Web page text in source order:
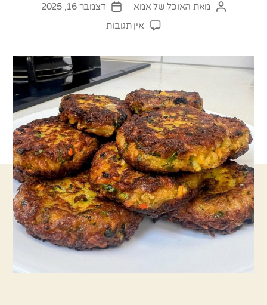
המחבר
מאת האוכל של אמא
תאריךדצמבר 16, 2025
אין תגובותעל
עם
בטטה
מדהימות
שלא
תפסיקו
לאכול